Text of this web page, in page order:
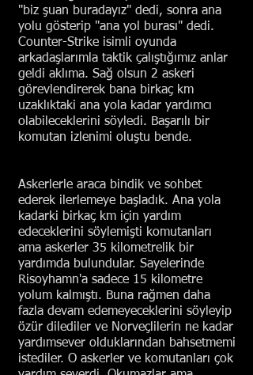
"biz şuan buradayız" dedi, sonra ana
yolu gösterip "ana yol burası" dedi.
Counter-Strike isimli oyunda
arkadaşlarımla taktik çalıştığımız anlar
geldi aklıma. Sağ olsun 2 askeri
görevlendirerek bana birkaç km
uzaklıktaki ana yola kadar yardımcı
olabileceklerini söyledi. Başarılı bir
komutan izlenimi oluştu bende.
Askerlerle araca bindik ve sohbet
ederek ilerlemeye başladık. Ana yola
kadarki birkaç km için yardım
edeceklerini söylemişti komutanları
ama askerler 35 kilometrelik bir
yardımda bulundular. Sayelerinde
Risoyhamn'a sadece 15 kilometre
yolum kalmıştı. Buna rağmen daha
fazla devam edemeyeceklerini söyleyip
özür dilediler ve Norveçlilerin ne kadar
yardımsever olduklarından bahsetmemi
istediler. O askerler ve komutanları çok